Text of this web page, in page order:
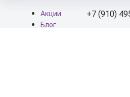
Акции
Блог
+7 (910)